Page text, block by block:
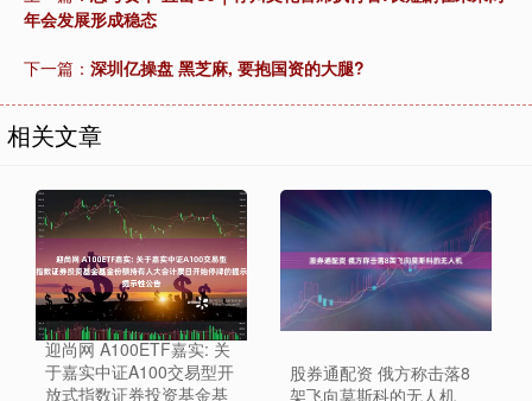
年会发展形成稳态
下一篇： 深圳亿操盘 黑芝麻, 要抱国资的大腿?
相关文章
迎尚网 A100ETF嘉实: 关
于嘉实中证A100交易型开
放式指数证券投资基金基
股券通配资 俄方称击落8
架飞向莫斯科的无人机